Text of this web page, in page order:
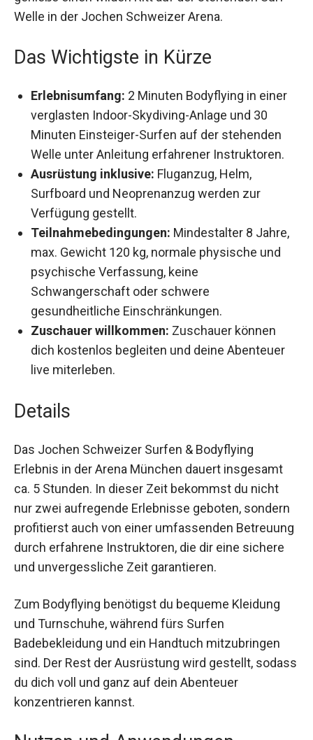
Welle in der Jochen Schweizer Arena.
Das Wichtigste in Kürze
Erlebnisumfang:
2 Minuten Bodyflying in einer
verglasten Indoor-Skydiving-Anlage und 30
Minuten Einsteiger-Surfen auf der stehenden
Welle unter Anleitung erfahrener Instruktoren.
Ausrüstung inklusive:
Fluganzug, Helm,
Surfboard und Neoprenanzug werden zur
Verfügung gestellt.
Teilnahmebedingungen:
Mindestalter 8
Jahre, max. Gewicht 120 kg, normale
physische und psychische Verfassung, keine
Schwangerschaft oder schwere
gesundheitliche Einschränkungen.
Zuschauer willkommen:
Zuschauer können
dich kostenlos begleiten und deine Abenteuer
live miterleben.
Details
Das Jochen Schweizer Surfen & Bodyflying
Erlebnis in der Arena München dauert insgesamt
ca. 5 Stunden. In dieser Zeit bekommst du nicht
nur zwei aufregende Erlebnisse geboten,
sondern profitierst auch von einer umfassenden
Betreuung durch erfahrene Instruktoren, die dir
eine sichere und unvergessliche Zeit garantieren.
Zum Bodyflying benötigst du bequeme Kleidung
und Turnschuhe, während fürs Surfen
Badebekleidung und ein Handtuch mitzubringen
sind. Der Rest der Ausrüstung wird gestellt,
sodass du dich voll und ganz auf dein Abenteuer
konzentrieren kannst.
Nutzen und Anwendungen